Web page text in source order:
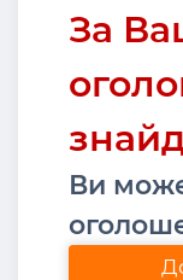
За
Ви